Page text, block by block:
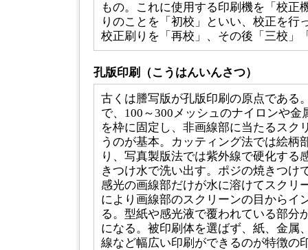
もの。これに使用する印刷機を「校正
りのことを「初校」といい、校正を行
校正刷りを「再校」、その後「三校」
孔版印刷（こうはんいんさつ）
古くは謄写版が孔版印刷の原点である
で、100～300メッシュのナイロンや
を枠に固定し、非画線部に当たるスク
うのが基本。カッティング法では絵柄
り、写真製版法では紫外線で硬化する
きつけ水で洗い出す。ポジの焼きつけ
感光の画線部だけが水に溶けてスクリ
により画線部のスクリーンの目からイ
る。型紙や感光液で覆われている部分
になる。被印刷体を選ばず、紙、金属
線など幅広い印刷ができるのが特徴の